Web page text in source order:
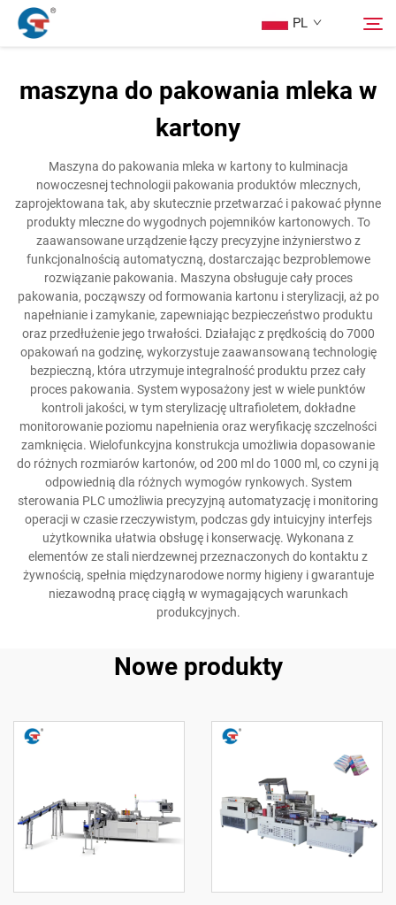
PL
Produkty
Przykład Projektu
Usługa
Aktualności
Skontaktuj się z nami
maszyna do pakowania mleka w
kartony
Maszyna do pakowania mleka w kartony to kulminacja
nowoczesnej technologii pakowania produktów mlecznych,
zaprojektowana tak, aby skutecznie przetwarzać i pakować płynne
produkty mleczne do wygodnych pojemników kartonowych. To
zaawansowane urządzenie łączy precyzyjne inżynierstwo z
funkcjonalnością automatyczną, dostarczając bezproblemowe
rozwiązanie pakowania. Maszyna obsługuje cały proces
pakowania, począwszy od formowania kartonu i sterylizacji, aż po
napełnianie i zamykanie, zapewniając bezpieczeństwo produktu
oraz przedłużenie jego trwałości. Działając z prędkością do 7000
opakowań na godzinę, wykorzystuje zaawansowaną technologię
bezpieczną, która utrzymuje integralność produktu przez cały
proces pakowania. System wyposażony jest w wiele punktów
kontroli jakości, w tym sterylizację ultrafioletem, dokładne
monitorowanie poziomu napełnienia oraz weryfikację szczelności
zamknięcia. Wielofunkcyjna konstrukcja umożliwia dopasowanie
do różnych rozmiarów kartonów, od 200 ml do 1000 ml, co czyni ją
odpowiednią dla różnych wymogów rynkowych. System
sterowania PLC umożliwia precyzyjną automatyzację i monitoring
operacji w czasie rzeczywistym, podczas gdy intuicyjny interfejs
użytkownika ułatwia obsługę i konserwację. Wykonana z
elementów ze stali nierdzewnej przeznaczonych do kontaktu z
żywnością, spełnia międzynarodowe normy higieny i gwarantuje
niezawodną pracę ciągłą w wymagających warunkach
produkcyjnych.
Nowe produkty